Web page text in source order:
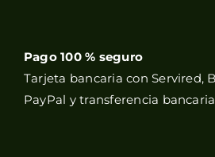
Pago 100 % seguro
Tarjeta bancaria con Servired,
PayPal y transferencia bancaria